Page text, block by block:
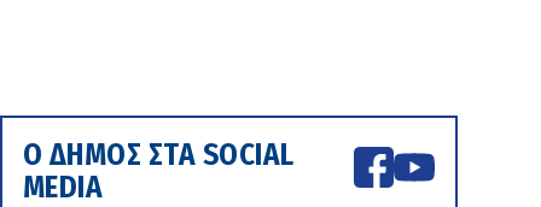
Ο ΔΗΜΟΣ ΣΤΑ SOCIAL
MEDIA